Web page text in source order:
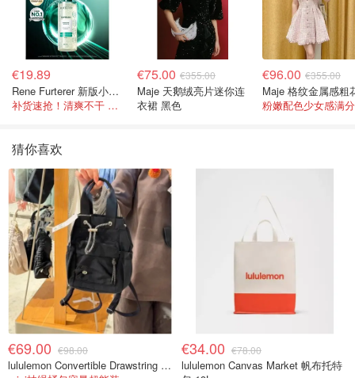
€19.89
Rene Furterer 新版小白珠洗发水 500ml
补货速抢！清爽不干 蓬松强韧秀发
€75.00 €355.00
Maje 天鹅绒亮片迷你连
衣裙 黑色
€96.00 €355.00
粉嫩配色少女感满
猜你喜欢
€69.00 €98.00
lululemon Convertible Drawstring Bucket Bag Mini 5L
€34.00 €78.00
lululemon Canvas Market 帆布托特